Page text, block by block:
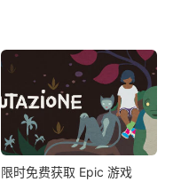
限时免费获取 Epic 游戏